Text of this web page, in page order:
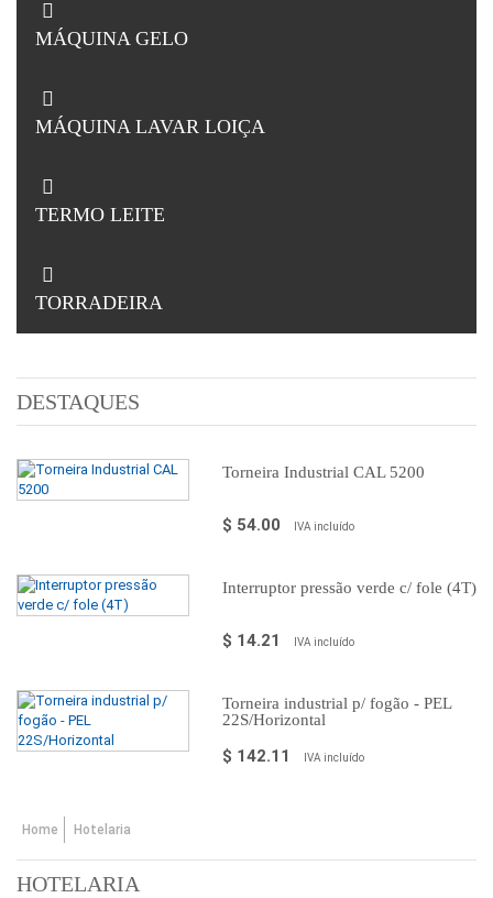
MÁQUINA GELO
MÁQUINA LAVAR LOIÇA
TERMO LEITE
TORRADEIRA
DESTAQUES
Torneira Industrial CAL 5200
$ 54.00 IVA incluído
Interruptor pressão verde c/ fole (4T)
$ 14.21 IVA incluído
Torneira industrial p/ fogão - PEL
22S/Horizontal
$ 142.11 IVA incluído
Home Hotelaria
HOTELARIA